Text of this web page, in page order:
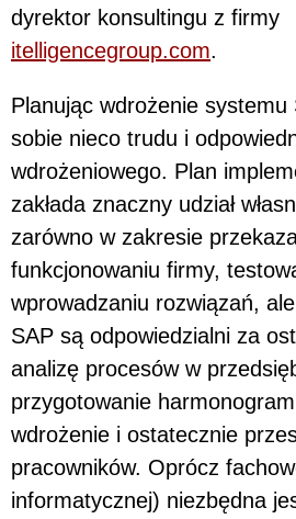
dyrektor konsultingu z firmy
itelligencegroup.com.
Planując wdrożenie
sobie nieco trudu i
wdrożeniowego. Plan
zakłada znaczny udział
zarówno w zakresie
funkcjonowaniu firmy,
wprowadzaniu rozwiązań,
SAP są odpowiedzialni za
analizę procesów w
przygotowanie
wdrożenie i ostatecznie
pracowników. Oprócz
informatycznej) niezbędna